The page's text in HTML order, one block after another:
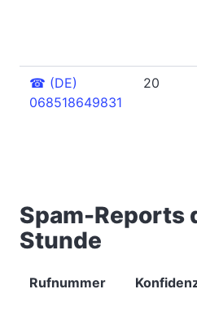
☎ (DE)
068518649831
20
Spam-Reports
Stunde
Rufnummer